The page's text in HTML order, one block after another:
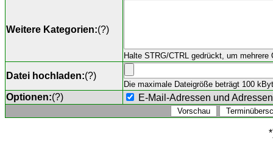
Weitere Kategorien:(?)
Halte STRG/CTRL gedrückt, um mehrere
Datei hochladen:(?)
Die maximale Dateigröße beträgt 100
Optionen:(?) E-Mail-Adressen und